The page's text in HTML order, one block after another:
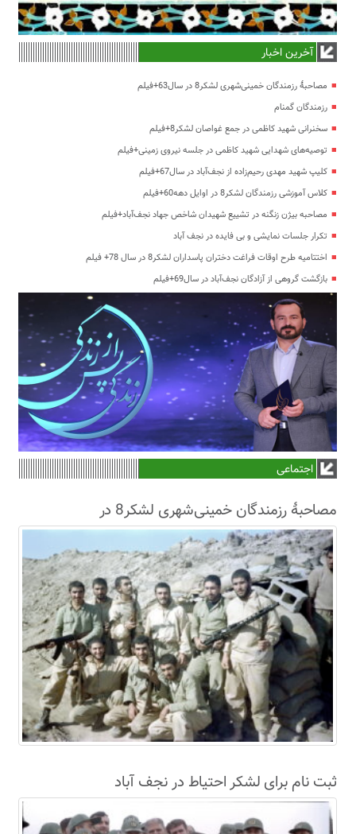
آخرین اخبار
مصاحبۀ رزمندگان خمینی‌شهری لشکر8 در سال63+فیلم
رزمندگان گمنام
سخنرانی شهید کاظمی در جمع غواصان لشکر8+فیلم
توصیه‌های شهدایی شهید کاظمی در جلسه نیروی زمینی+فیلم
کلیپ شهید مهدی رحیم‌زاده از نجف‌آباد در سال67+فیلم
کلاس آموزشی رزمندگان لشکر8 در اوایل دهه60+فیلم
مصاحبه بیژن زنگنه در تشییع شهیدان شاخص جهاد نجف‌آباد+فیلم
تکرار جلسات نمایشی و بی فایده در نجف آباد
اختتامیه طرح اوقات فراغت دختران پاسداران لشکر8 در سال 78+ فیلم
بازگشت گروهی از آزادگان نجف‌آباد در سال69+فیلم
اجتماعی
مصاحبۀ رزمندگان خمینی‌شهری لشکر8 در
سال63+فیلم
ثبت نام برای لشکر احتیاط در نجف آباد